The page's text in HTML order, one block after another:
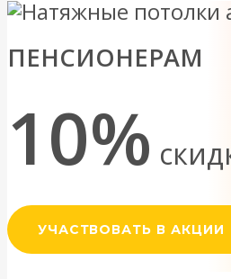
ПЕНСИОНЕРАМ
10%
УЧАСТВОВАТЬ В АКЦИИ